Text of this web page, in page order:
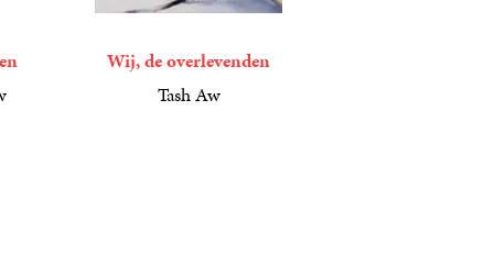
Wij, de overlevenden
Tash Aw